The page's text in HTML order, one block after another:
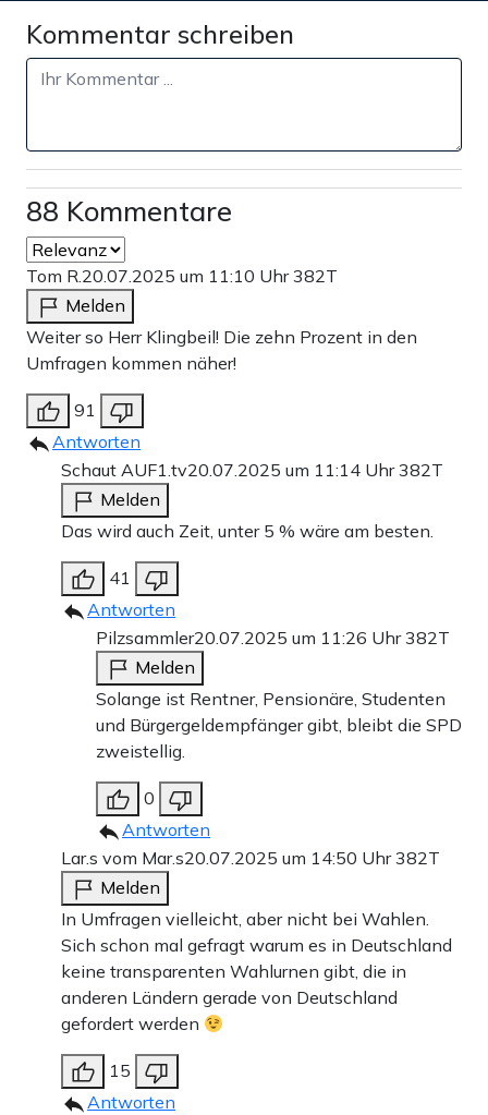
Kommentar schreiben
88 Kommentare
Tom R.20.07.2025 um 11:10 Uhr382T
Melden
Weiter so Herr Klingbeil! Die zehn Prozent in den
Umfragen kommen näher!
91
Antworten
Schaut AUF1.tv20.07.2025 um 11:14 Uhr382T
Melden
Das wird auch Zeit, unter 5 % wäre am besten.
41
Antworten
Pilzsammler20.07.2025 um 11:26 Uhr382T
Melden
Solange ist Rentner, Pensionäre, Studenten
und Bürgergeldempfänger gibt, bleibt die SPD
zweistellig.
0
Antworten
Lar.s vom Mar.s20.07.2025 um 14:50 Uhr382T
Melden
In Umfragen vielleicht, aber nicht bei Wahlen.
Sich schon mal gefragt warum es in Deutschland
keine transparenten Wahlurnen gibt, die in
anderen Ländern gerade von Deutschland
gefordert werden
15
Antworten